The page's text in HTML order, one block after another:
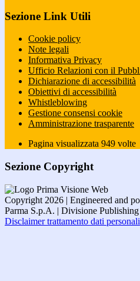
Sezione Link Utili
Cookie policy
Note legali
Informativa Privacy
Ufficio Relazioni con il
Dichiarazione di accessibilità
Obiettivi di accessibilità
Whistleblowing
Gestione consensi cookie
Amministrazione trasparente
Pagina visualizzata 949 volte
Sezione Copyright
Copyright 2026 | Engineered and
Parma S.p.A. | Divisione
Disclaimer trattamento dati personali